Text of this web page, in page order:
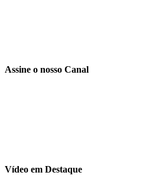
Assine o nosso Canal
Vídeo em Destaque